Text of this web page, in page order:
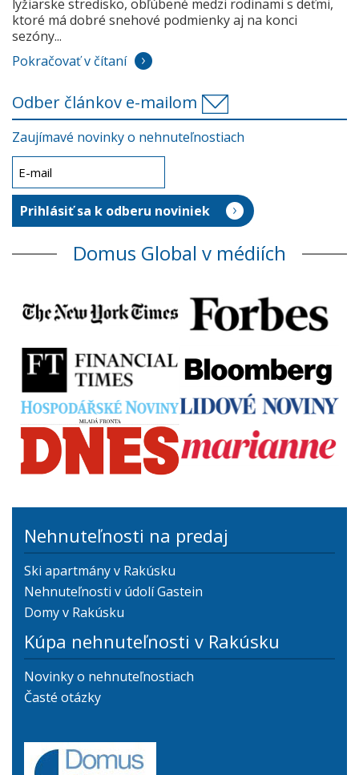
lyžiarske stredisko, obľúbené medzi rodinami s deťmi,
ktoré má dobré snehové podmienky aj na konci
sezóny...
Pokračovať v čítaní
Odber článkov e-mailom
Zaujímavé novinky o nehnuteľnostiach
Domus Global v médiích
Nehnuteľnosti na predaj
Ski apartmány v Rakúsku
Nehnuteľnosti v údolí Gastein
Domy v Rakúsku
Kúpa nehnuteľnosti v Rakúsku
Novinky o nehnuteľnostiach
Časté otázky